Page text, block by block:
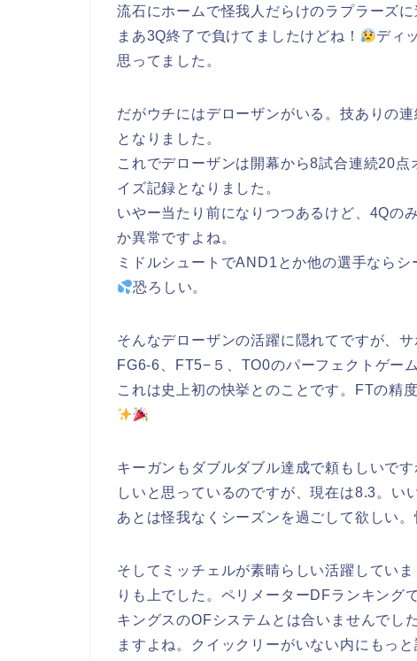
流石にホームで怪我人だらけのラプラーズ
まあ3Q終了で負けてましたけどね！
ディ
思ってました。
だがウチにはデローザンがいる。技ありの
となりました。
これでデローザンは開幕から8試合連続20
イズ記録となりました。
いやー当たり前になりつつあるけど、4Qの
か異常ですよね。
ミドルシュートでAND1とか他の選手なら
恐ろしい。
そんなデローザンの活躍に隠れてですが、
FG6-6、FT5−５、TO0のパーフェクトゲーム
これは史上初の快挙とのことです。FTの精
キーガンもダブルダブル達成で頼もしいで
しいと思っているのですが、現在は8.3。い
あとは怪我なくシーズンを過ごして欲しい
そしてミッチェルが素晴らしい活躍してい
りも上でした。ペリメーターDFランキング
キングスのOFシステムとは合いませんでし
ますよね。クイックリーがいない内にもっ